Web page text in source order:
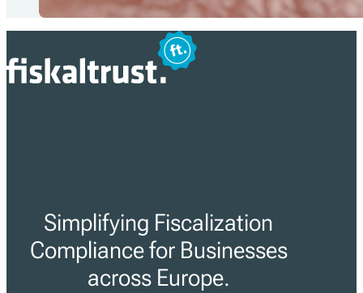
Simplifying Fiscalization
Compliance for Businesses
across Europe.